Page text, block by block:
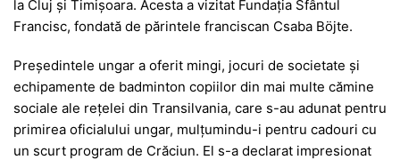
e
b
o
o
k
s
A
p
p
s
e
n
g
er
er gr
a
m
s
a
g
e
je
a
z
ă
la Cluj și Timișoara. Acesta a vizitat Fundația Sfântul
Francisc, fondată de părintele franciscan Csaba Böjte.
Preşedintele ungar a oferit mingi, jocuri de societate şi
echipamente de badminton copiilor din mai multe cămine
sociale ale reţelei din Transilvania, care s-au adunat pentru
primirea oficialului ungar, mulţumindu-i pentru cadouri cu
un scurt program de Crăciun. El s-a declarat impresionat